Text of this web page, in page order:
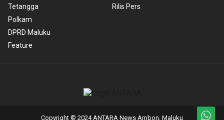
Tetangga
Polkam
DPRD Maluku
Feature
Rilis Pers
Copyright © 2024 ANTARA News Ambon, Maluku